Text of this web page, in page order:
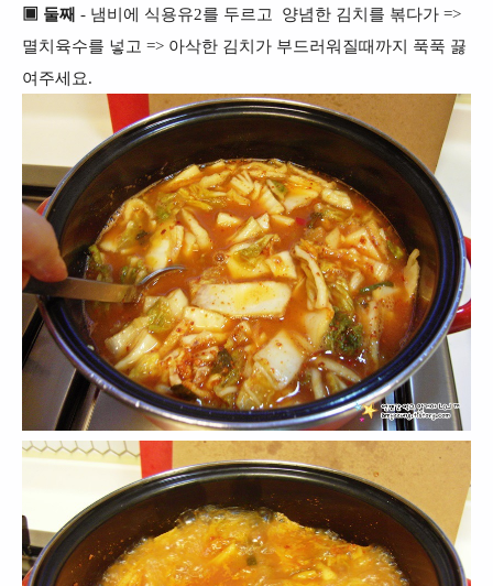
▣ 둘째 - 냄비에 식용유2를 두르고 양념한 김치를 볶다가 =>
멸치육수를 넣고 => 아삭한 김치가 부드러워질때까지 푹푹 끓
여주세요.